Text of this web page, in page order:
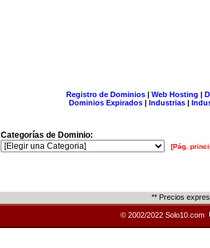
Registro de Dominios| Web Hosting |
Dominios Expirados | Industrias |
Categorías de Dominio:
[Pág.
** Precios
© 2002/2022 Solo10.com